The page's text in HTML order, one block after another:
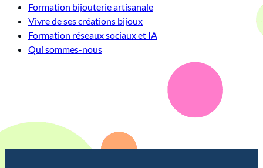
Formation bijouterie artisanale
Vivre de ses créations bijoux
Formation réseaux sociaux et IA
Qui sommes-nous